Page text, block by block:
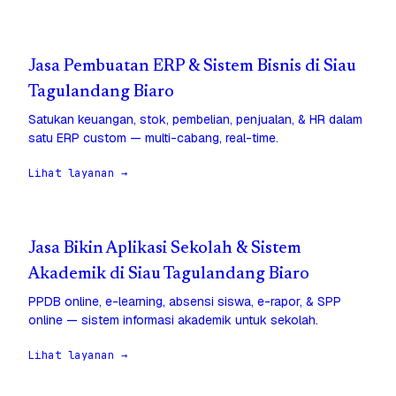
Jasa Pembuatan ERP & Sistem Bisnis di Siau
Tagulandang Biaro
Satukan keuangan, stok, pembelian, penjualan, & HR dalam
satu ERP custom — multi-cabang, real-time.
Lihat layanan →
Jasa Bikin Aplikasi Sekolah & Sistem
Akademik di Siau Tagulandang Biaro
PPDB online, e-learning, absensi siswa, e-rapor, & SPP
online — sistem informasi akademik untuk sekolah.
Lihat layanan →